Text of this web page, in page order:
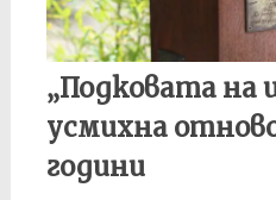
„Подковата на
усмихна
години